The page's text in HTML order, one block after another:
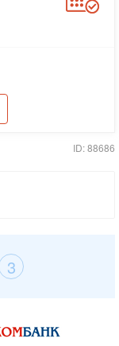
ID: 88686
3